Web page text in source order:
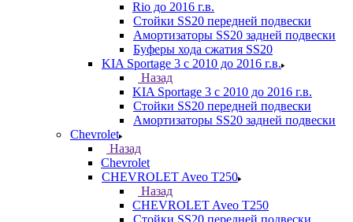
Rio до 2016 г.в.
Стойки SS20 передней подвески
Амортизаторы SS20 задней подвески
Буферы хода сжатия SS20
KIA Sportage 3 с 2010 до 2016 г.в.
Назад
KIA Sportage 3 с 2010 до 2016 г.в.
Стойки SS20 передней подвески
Амортизаторы SS20 задней подвески
Chevrolet
Назад
Chevrolet
CHEVROLET Aveo T250
Назад
CHEVROLET Aveo T250
Стойки SS20 передней подвески